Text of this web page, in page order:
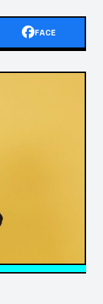
FACE